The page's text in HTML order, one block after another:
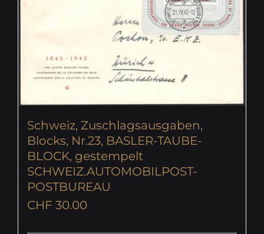
Schweiz, Zuschlagsausgaben,
Blocks, Nr.23, BASLER-TAUBE-
BLOCK, gestempelt
SCHWEIZ.AUTOMOBILPOST-
POSTBUREAU
CHF 30.00